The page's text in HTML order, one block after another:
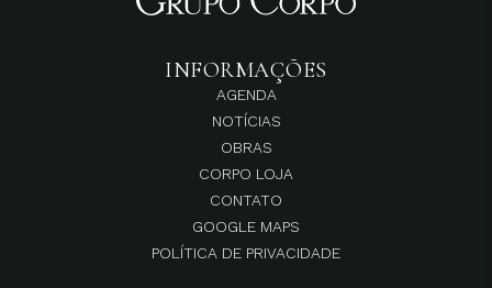
INFORMAÇÕES
AGENDA
NOTÍCIAS
OBRAS
CORPO LOJA
CONTATO
GOOGLE MAPS
POLÍTICA DE PRIVACIDADE